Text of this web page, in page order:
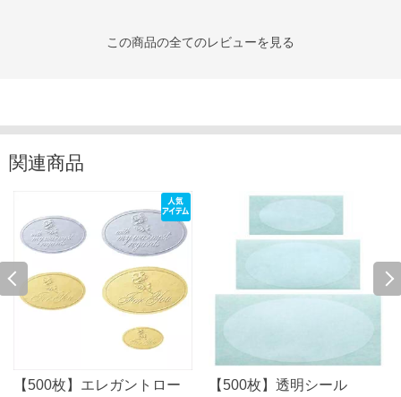
この商品の全てのレビューを見る
関連商品
【500枚】エレガントロー
【500枚】透明シール